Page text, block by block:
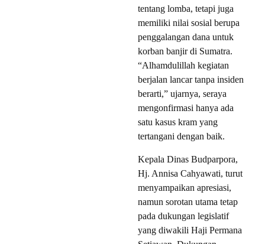
tentang lomba, tetapi juga
memiliki nilai sosial berupa
penggalangan dana untuk
korban banjir di Sumatra.
“Alhamdulillah kegiatan
berjalan lancar tanpa insiden
berarti,” ujarnya, seraya
mengonfirmasi hanya ada
satu kasus kram yang
tertangani dengan baik.
Kepala Dinas Budparpora,
Hj. Annisa Cahyawati, turut
menyampaikan apresiasi,
namun sorotan utama tetap
pada dukungan legislatif
yang diwakili Haji Permana